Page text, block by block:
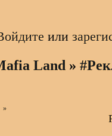
или
Land »
»